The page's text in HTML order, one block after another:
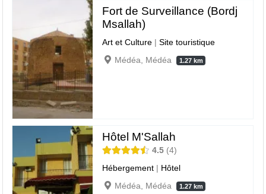
Fort de Surveillance (Bordj
Msallah)
Art et Culture |Site touristique
Médéa, Médéa
1.27 km
Hôtel M'Sallah
4.5 4
Hébergement | Hôtel
Médéa, Médéa
1.27 km